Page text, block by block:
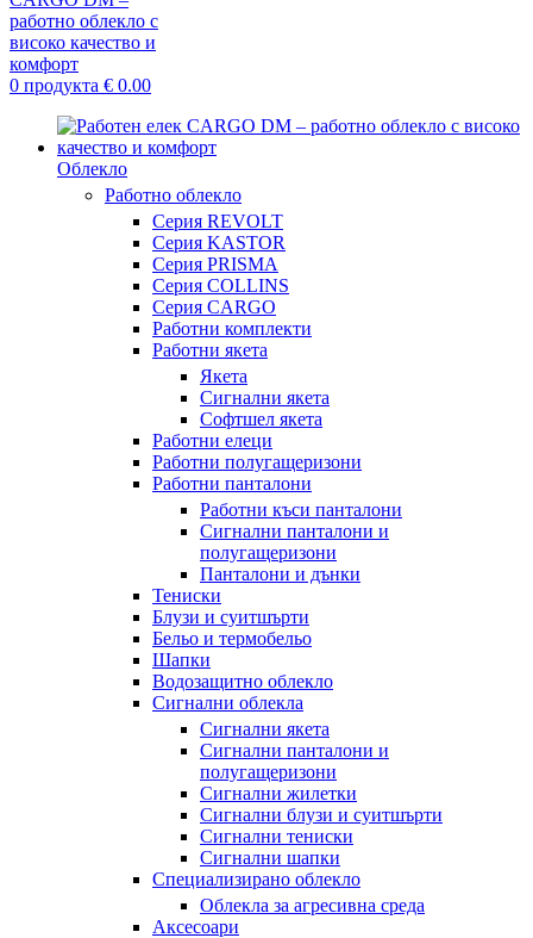
0 продукта € 0.00
Облекло
Работно облекло
Серия REVOLT
Серия KASTOR
Серия PRISMA
Серия COLLINS
Серия CARGO
Работни комплекти
Работни якета
Якета
Сигнални якета
Софтшел якета
Работни елеци
Работни полугащеризони
Работни панталони
Работни къси панталони
Сигнални панталони и
полугащеризони
Панталони и дънки
Тениски
Блузи и суитшърти
Бельо и термобельо
Шапки
Водозащитно облекло
Сигнални облекла
Сигнални якета
Сигнални панталони и
полугащеризони
Сигнални жилетки
Сигнални блузи и суитшърти
Сигнални тениски
Сигнални шапки
Специализирано облекло
Облекла за агресивна среда
Аксесоари